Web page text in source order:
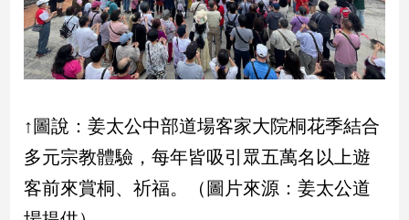
觀
點
兩
國
社
會/
地
↑圖說：姜太公中部道場客家大院桐花季結合
多元宗教體驗，每年皆吸引眾五萬名以上遊
客前來賞桐、祈福。（圖片來源：姜太公道